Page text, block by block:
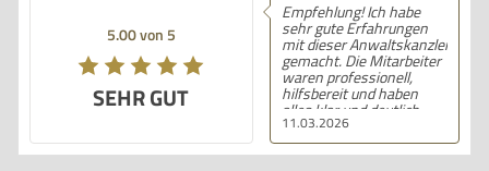
5.00 von 5
SEHR GUT
11.03.2026
Empfehlung! Ich habe
sehr gute Erfahrungen
mit dieser Anwaltskanzlei
gemacht. Die Mitarbeiter
waren professionell,
hilfsbereit und haben
alles klar und deutlich
erklärt. Ich bin mit der
Beratung sehr zufrieden
und kann ihre